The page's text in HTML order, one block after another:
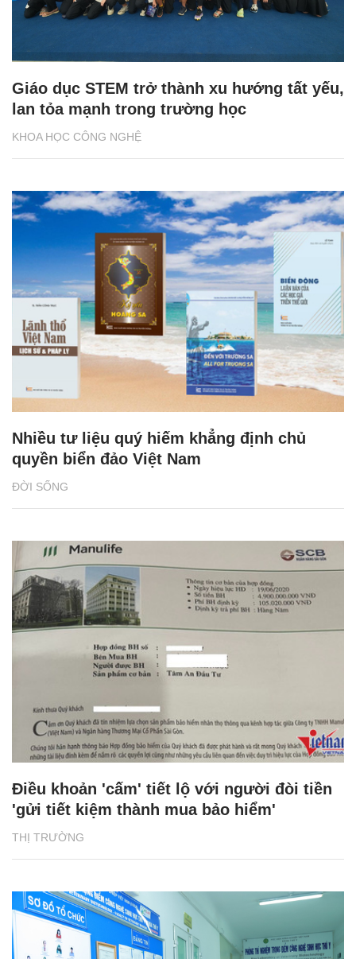
KHOA HỌC CÔNG NGHỆ
Giáo dục STEM trở thành xu hướng tất yếu,
lan tỏa mạnh trong trường học
ĐỜI SỐNG
Nhiều tư liệu quý hiếm khẳng định chủ
quyền biển đảo Việt Nam
THỊ TRƯỜNG
Điều khoản 'cấm' tiết lộ với người đòi tiền
'gửi tiết kiệm thành mua bảo hiểm'